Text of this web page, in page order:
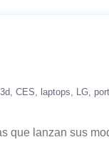
3d CES laptops LG
que lanzan sus